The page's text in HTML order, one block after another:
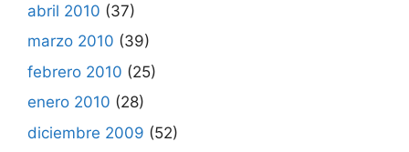
abril 2010 (37)
marzo 2010 (39)
febrero 2010 (25)
enero 2010 (28)
diciembre 2009 (52)